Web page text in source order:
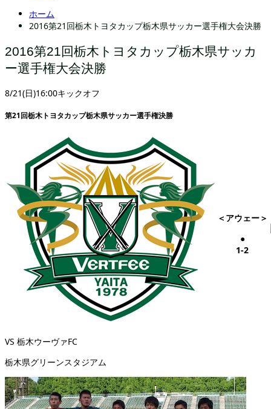
ホーム
2016第21回栃木トヨタカップ栃木県サッカー選手権大会決勝
2016第21回栃木トヨタカップ栃木県サッカ
ー選手権大会決勝
8/21(日)16:00キックオフ
第21回栃木トヨタカップ栃木県サッカー選手権決勝
＜アウェー＞
●
1-2
VS 栃木ウーヴァFC
栃木県グリーンスタジアム